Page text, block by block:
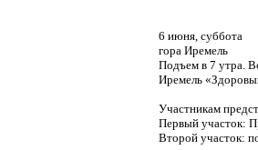
6 июня, суббота
гора Иремель
Подъем в 7 утра.
Иремель
Участникам
Первый участок:
Второй участок: